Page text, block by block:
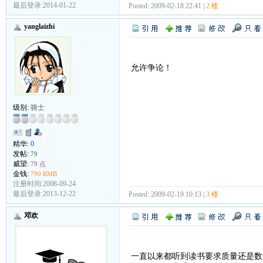
最后登录:2014-01-22 Posted: 2009-02-18 22:41 | 2 楼
yanglaizhi
级别: 骑士
精华: 0
发帖: 79
威望: 79 点
金钱: 790 RMB
注册时间:2008-09-24
最后登录:2013-12-22
允许争论！
Posted: 2009-02-19 10:13 | 3 楼
邓欢
一直以来都听到读书要求质量还是